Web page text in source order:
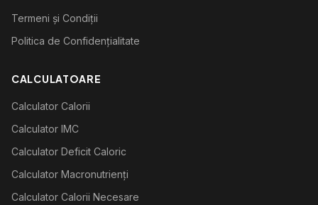
Termeni și Condiții
Politica de Confidențialitate
CALCULATOARE
Calculator Calorii
Calculator IMC
Calculator Deficit Caloric
Calculator Macronutrienți
Calculator Calorii Necesare